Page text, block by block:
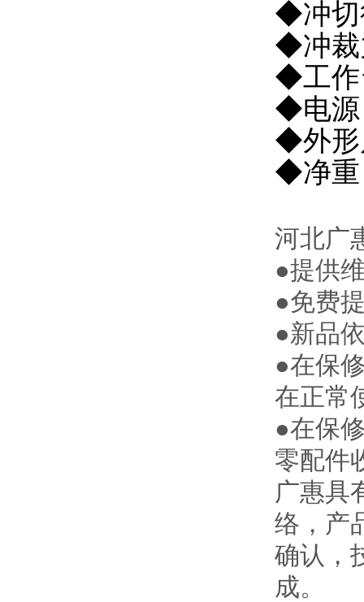
◆冲切
◆冲裁
◆工作
◆电源
◆外形
◆净重
河北广
●提供
●免费
●新品
●在保
在正常
●在保
零配件
广惠具
络，产
确认，
成。